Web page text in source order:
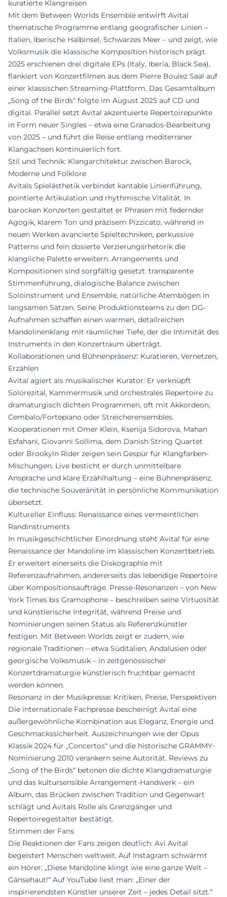
kuratierte Klangreisen
Mit dem Between Worlds Ensemble entwirft Avital
thematische Programme entlang geografischer Linien –
Italien, Iberische Halbinsel, Schwarzes Meer – und zeigt, wie
Volksmusik die klassische Komposition historisch prägt.
2025 erschienen drei digitale EPs (Italy, Iberia, Black Sea),
flankiert von Konzertfilmen aus dem Pierre Boulez Saal auf
einer klassischen Streaming-Plattform. Das Gesamtalbum
„Song of the Birds“ folgte im August 2025 auf CD und
digital. Parallel setzt Avital akzentuierte Repertoirepunkte
in Form neuer Singles – etwa eine Granados-Bearbeitung
von 2025 – und führt die Reise entlang mediterraner
Klangachsen kontinuierlich fort.
Stil und Technik: Klangarchitektur zwischen Barock,
Moderne und Folklore
Avitals Spielästhetik verbindet kantable Linienführung,
pointierte Artikulation und rhythmische Vitalität. In
barocken Konzerten gestaltet er Phrasen mit federnder
Agogik, klarem Ton und präzisem Pizzicato, während in
neuen Werken avancierte Spieltechniken, perkussive
Patterns und fein dosierte Verzierungsrhetorik die
klangliche Palette erweitern. Arrangements und
Kompositionen sind sorgfältig gesetzt: transparente
Stimmenführung, dialogische Balance zwischen
Soloinstrument und Ensemble, natürliche Atembögen in
langsamen Sätzen. Seine Produktionsteams zu den DG-
Aufnahmen schaffen einen warmen, detailreichen
Mandolinenklang mit räumlicher Tiefe, der die Intimität des
Instruments in den Konzertraum überträgt.
Kollaborationen und Bühnenpräsenz: Kuratieren, Vernetzen,
Erzählen
Avital agiert als musikalischer Kurator: Er verknüpft
Solorezital, Kammermusik und orchestrales Repertoire zu
dramaturgisch dichten Programmen, oft mit Akkordeon,
Cembalo/Fortepiano oder Streicherensembles.
Kooperationen mit Omer Klein, Ksenija Sidorova, Mahan
Esfahani, Giovanni Sollima, dem Danish String Quartet
oder Brookyln Rider zeigen sein Gespür für Klangfarben-
Mischungen. Live besticht er durch unmittelbare
Ansprache und klare Erzählhaltung – eine Bühnenpräsenz,
die technische Souveränität in persönliche Kommunikation
übersetzt.
Kultureller Einfluss: Renaissance eines vermeintlichen
Randinstruments
In musikgeschichtlicher Einordnung steht Avital für eine
Renaissance der Mandoline im klassischen Konzertbetrieb.
Er erweitert einerseits die Diskographie mit
Referenzaufnahmen, andererseits das lebendige Repertoire
über Kompositionsaufträge. Presse-Resonanzen – von New
York Times bis Gramophone – beschreiben seine Virtuosität
und künstlerische Integrität, während Preise und
Nominierungen seinen Status als Referenzkünstler
festigen. Mit Between Worlds zeigt er zudem, wie
regionale Traditionen – etwa Süditalien, Andalusien oder
georgische Volksmusik – in zeitgenössischer
Konzertdramaturgie künstlerisch fruchtbar gemacht
werden können.
Resonanz in der Musikpresse: Kritiken, Preise, Perspektiven
Die internationale Fachpresse bescheinigt Avital eine
außergewöhnliche Kombination aus Eleganz, Energie und
Geschmackssicherheit. Auszeichnungen wie der Opus
Klassik 2024 für „Concertos“ und die historische GRAMMY-
Nominierung 2010 verankern seine Autorität. Reviews zu
„Song of the Birds“ betonen die dichte Klangdramaturgie
und das kultursensible Arrangement-Handwerk – ein
Album, das Brücken zwischen Tradition und Gegenwart
schlägt und Avitals Rolle als Grenzgänger und
Repertoiregestalter bestätigt.
Stimmen der Fans
Die Reaktionen der Fans zeigen deutlich: Avi Avital
begeistert Menschen weltweit. Auf Instagram schwärmt
ein Hörer: „Diese Mandoline klingt wie eine ganze Welt –
Gänsehaut!“ Auf YouTube liest man: „Einer der
inspirierendsten Künstler unserer Zeit – jedes Detail sitzt.“